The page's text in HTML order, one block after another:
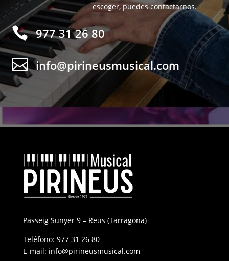
escoger, puedes contactarnos.
 977 31 26 80
 info@pirineusmusical.com
Passeig Sunyer 9 – Reus (Tarragona)
Teléfono: 977 31 26 80
E-mail: info@pirineusmusical.com